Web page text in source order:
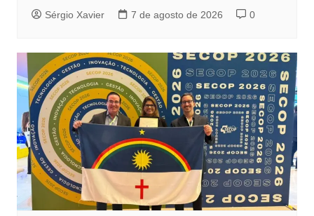
Sérgio Xavier 7 de agosto de 2026 0